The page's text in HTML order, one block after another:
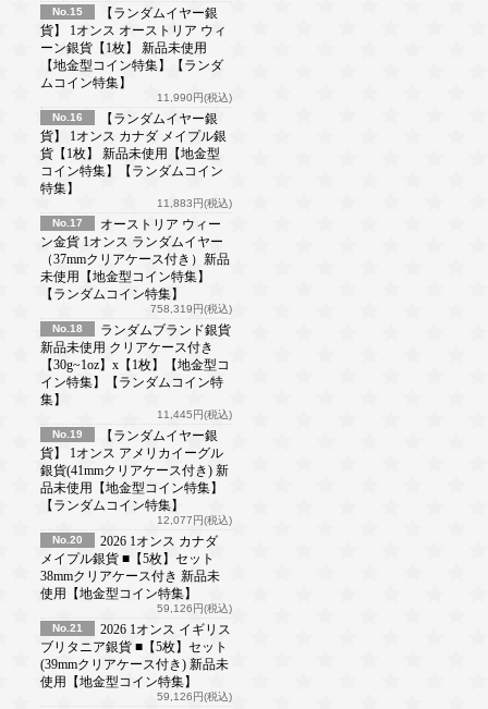
No.15
【ランダムイヤー銀
貨】 1オンス オーストリア ウィ
ーン銀貨【1枚】 新品未使用
【地金型コイン特集】【ランダ
ムコイン特集】
11,990円(税込)
No.16
【ランダムイヤー銀
貨】 1オンス カナダ メイプル銀
貨【1枚】 新品未使用【地金型
コイン特集】【ランダムコイン
特集】
11,883円(税込)
No.17
オーストリア ウィー
ン金貨 1オンス ランダムイヤー
（37mmクリアケース付き）新品
未使用【地金型コイン特集】
【ランダムコイン特集】
758,319円(税込)
No.18
ランダムブランド銀貨
新品未使用 クリアケース付き
【30g~1oz】x【1枚】【地金型コ
イン特集】【ランダムコイン特
集】
11,445円(税込)
No.19
【ランダムイヤー銀
貨】 1オンス アメリカイーグル
銀貨(41mmクリアケース付き) 新
品未使用【地金型コイン特集】
【ランダムコイン特集】
12,077円(税込)
No.20
2026 1オンス カナダ
メイプル銀貨 ■【5枚】セット
38mmクリアケース付き 新品未
使用【地金型コイン特集】
59,126円(税込)
No.21
2026 1オンス イギリス
ブリタニア銀貨 ■【5枚】セット
(39mmクリアケース付き) 新品未
使用【地金型コイン特集】
59,126円(税込)